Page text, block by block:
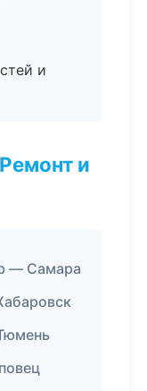
и
и
— Самара